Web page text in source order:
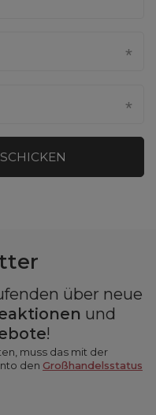
über neue
und
!
muss das mit der
den Großhandelsstatus